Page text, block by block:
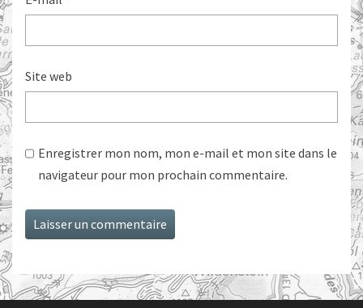
Site web
Enregistrer mon nom, mon e-mail et mon site dans le
navigateur pour mon prochain commentaire.